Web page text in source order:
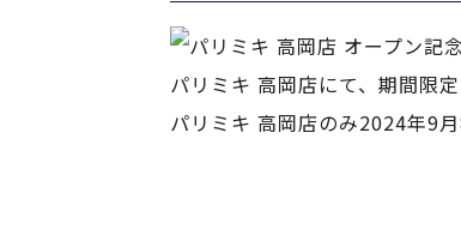
パリミキ 高岡店にて、期間限
パリミキ 高岡店のみ2024年9